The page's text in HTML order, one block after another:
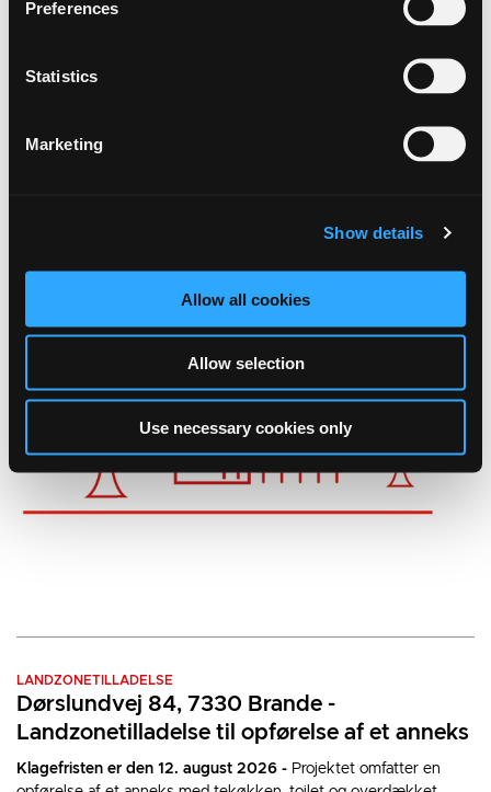
Preferences
Statistics
Marketing
Show details
Allow all cookies
Allow selection
Use necessary cookies only
Skærlund Mosevej 15, 7330 Brande -
Opførelse af en
LANDZONETILLADELSE
Dørslundvej 84, 7330 Brande -
Landzonetilladelse til opførelse af et anneks
Klagefristen er den 12. august 2026 - Projektet omfatter en